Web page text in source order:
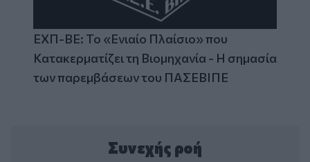
ΕΧΠ-ΒΕ: Το «Ενιαίο Πλαίσιο» που
Κατακερματίζει τη Βιομηχανία - Η σημασία
των παρεμβάσεων του ΠΑΣΕΒΙΠΕ
Συνεχής ροή